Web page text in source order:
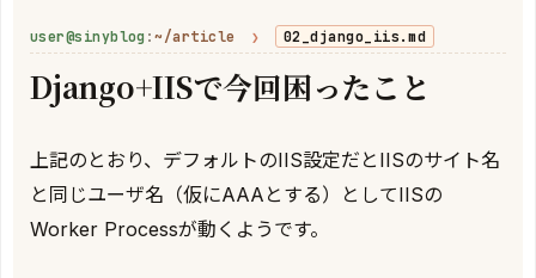
user@sinyblog :~/article ❯ 02_django_iis.md
Django+IISで今回困ったこと
上記のとおり、デフォルトのIIS設定だとIISのサイト名
と同じユーザ名（仮にAAAとする）としてIISの
Worker Processが動くようです。